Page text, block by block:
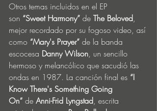
Otros temas incluidos en el EP
son “Sweet Harmony” de The Beloved,
mejor recordado por su fogoso video, así
como “Mary's Prayer” de la banda
escocesa Danny Wilson, un sencillo
hermoso y melancólico que sacudió las
ondas en 1987. La canción final es “I
Know There's Something Going
On” de Anni-Frid Lyngstad, escrita